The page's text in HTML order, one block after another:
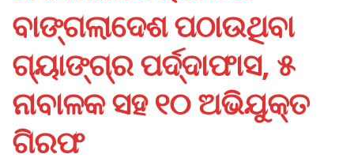
ବାଙ୍ଗଲାଦେଶ ପଠାଉଥିବା
ଗ୍ୟାଙ୍ଗ୍‌ର ପର୍ଦ୍ଦାଫାସ, ୫
ନାବାଳକ ସହ ୧୦ ଅଭିଯୁକ୍ତ
ଗିରଫ